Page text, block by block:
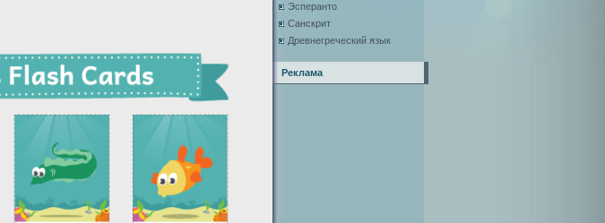
Эсперанто
Санскрит
Древнегреческий язык
Реклама